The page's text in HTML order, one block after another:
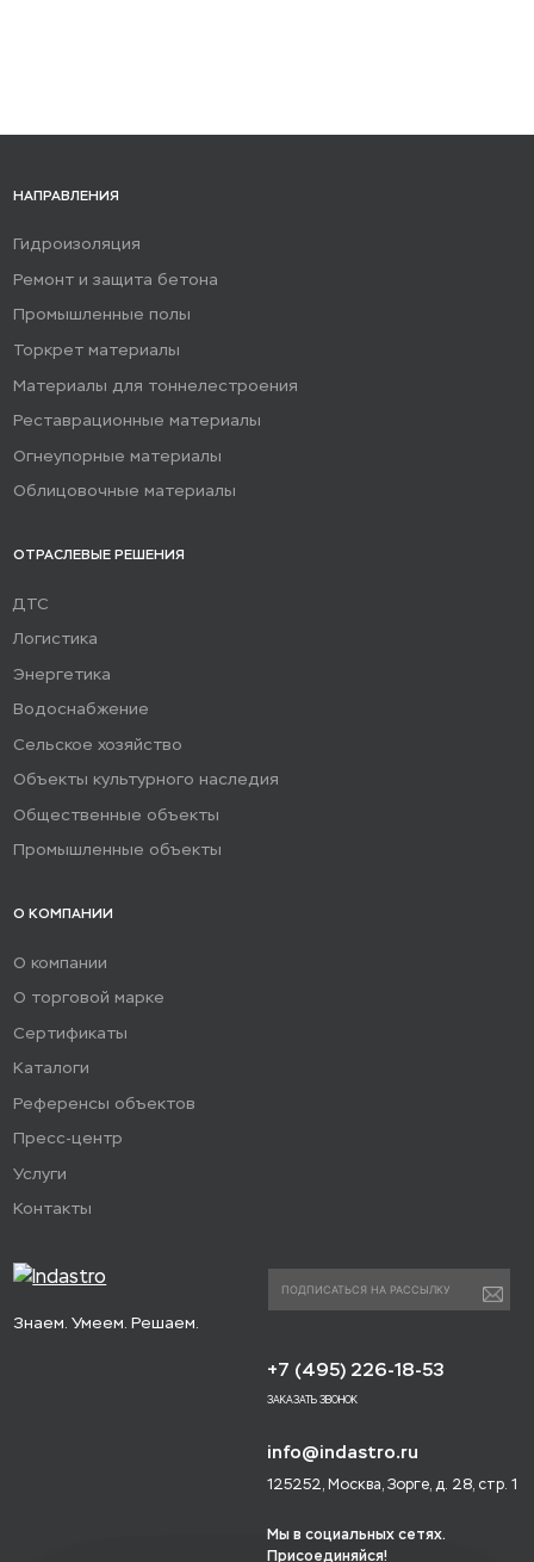
Знаем. Умеем. Решаем.
НАПРАВЛЕНИЯ
Гидроизоляция
Ремонт и защита бетона
Промышленные полы
Торкрет материалы
Материалы для тоннелестроения
Реставрационные материалы
Огнеупорные материалы
Облицовочные материалы
ОТРАСЛЕВЫЕ РЕШЕНИЯ
ДТС
Логистика
Энергетика
Водоснабжение
Сельское хозяйство
Объекты культурного наследия
Общественные объекты
Промышленные объекты
О КОМПАНИИ
О компании
О торговой марке
Сертификаты
Каталоги
Референсы объектов
Пресс-центр
Услуги
Контакты
+7 (495) 226-18-53
ЗАКАЗАТЬ ЗВОНОК
info@indastro.ru
125252, Москва, Зорге, д. 28, стр. 1
Мы в социальных сетях.
Присоединяйся!